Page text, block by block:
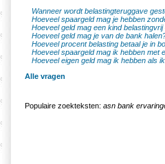
Wanneer wordt belastingteruggave
Hoeveel spaargeld mag je hebben
Hoeveel geld mag een kind
Hoeveel geld mag je van de bank
Hoeveel procent belasting betaal je in
Hoeveel spaargeld mag ik hebben met
Hoeveel eigen geld mag ik hebben als
Alle vragen
Populaire zoekteksten: asn bank